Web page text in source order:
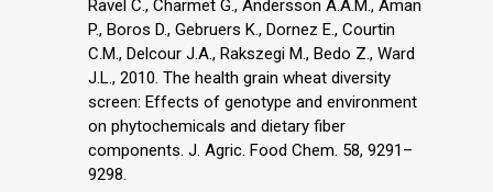
Ravel C., Charmet G., Andersson A.A.M., Åman
P., Boros D., Gebruers K., Dornez E., Courtin
C.M., Delcour J.A., Rakszegi M., Bedo Z., Ward
J.L., 2010. The health grain wheat diversity
screen: Effects of genotype and environment
on phytochemicals and dietary fiber
components. J. Agric. Food Chem. 58, 9291–
9298.